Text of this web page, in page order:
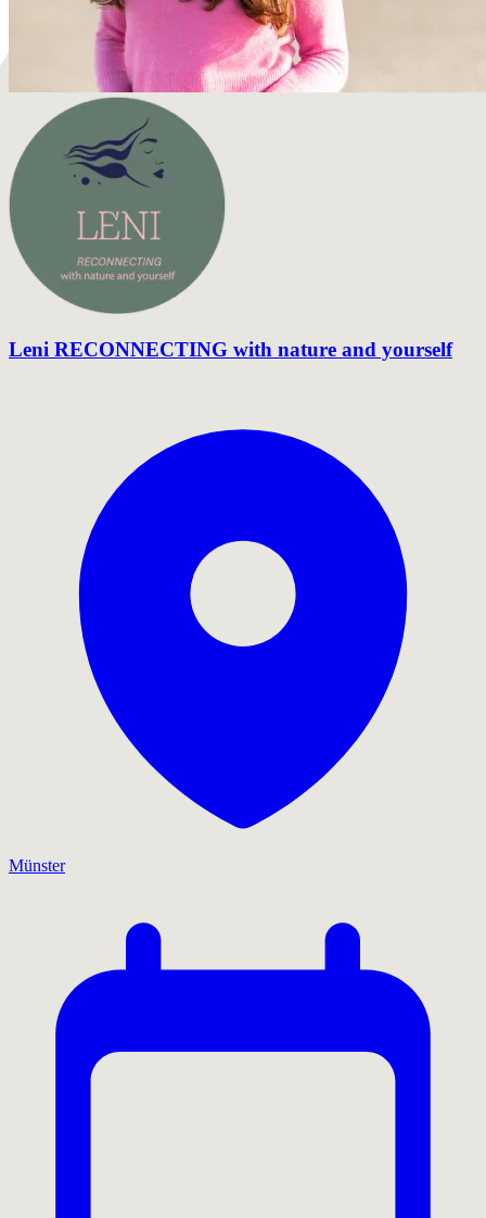
Leni RECONNECTING with nature and yourself
Münster